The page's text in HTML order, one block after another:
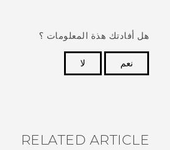
هل أفادتك هذة المعلومات ؟
نعم
لا
RELATED ARTICLE